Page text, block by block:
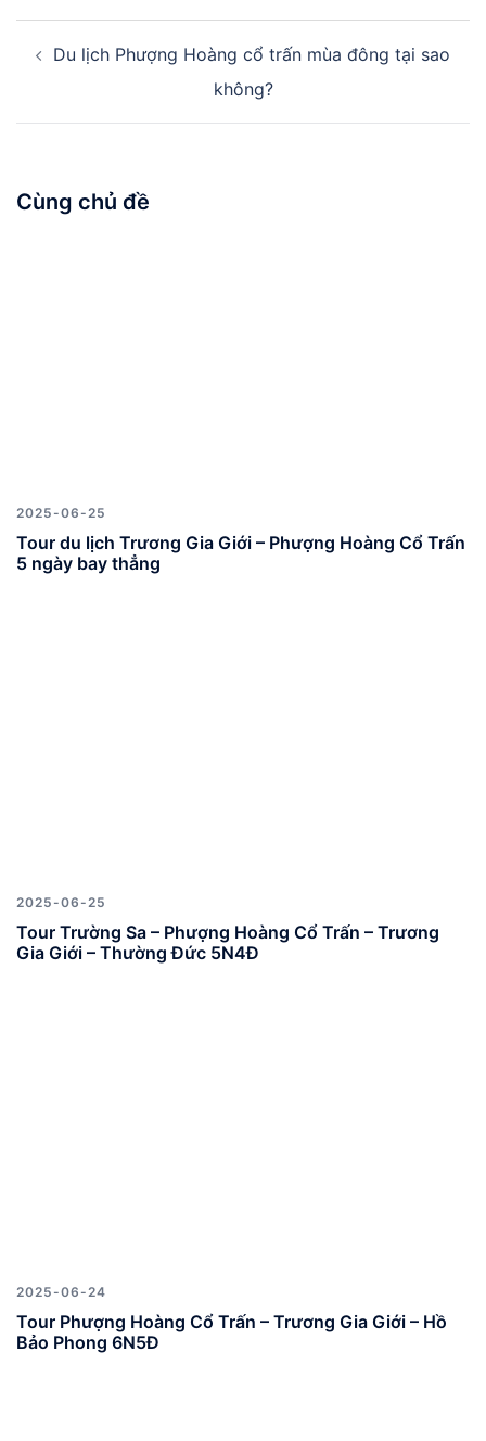
hướng
viết
Du lịch Phượng Hoàng cổ trấn mùa đông tại sao
không?
Cùng chủ đề
2025-06-25
Tour du lịch Trương Gia Giới – Phượng Hoàng Cổ Trấn
5 ngày bay thẳng
2025-06-25
Tour Trường Sa – Phượng Hoàng Cổ Trấn – Trương
Gia Giới – Thường Đức 5N4Đ
2025-06-24
Tour Phượng Hoàng Cổ Trấn – Trương Gia Giới – Hồ
Bảo Phong 6N5Đ